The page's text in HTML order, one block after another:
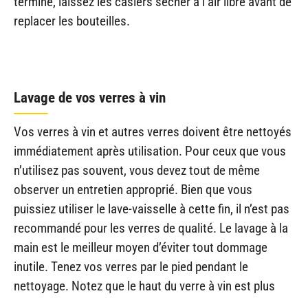
replacer les bouteilles.
Lavage de vos verres à vin
Vos verres à vin et autres verres doivent être nettoyés
immédiatement après utilisation. Pour ceux que vous
n’utilisez pas souvent, vous devez tout de même
observer un entretien approprié. Bien que vous
puissiez utiliser le lave-vaisselle à cette fin, il n’est pas
recommandé pour les verres de qualité. Le lavage à la
main est le meilleur moyen d’éviter tout dommage
inutile. Tenez vos verres par le pied pendant le
nettoyage. Notez que le haut du verre à vin est plus